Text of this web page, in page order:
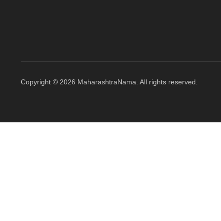
Copyright © 2026 MaharashtraNama. All rights reserved.